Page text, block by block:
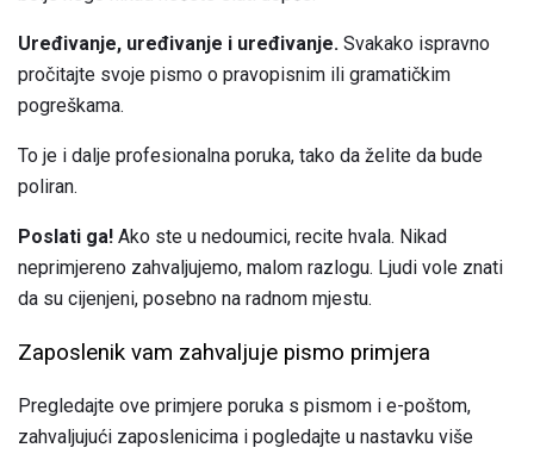
Uređivanje, uređivanje i uređivanje. Svakako ispravno
pročitajte svoje pismo o pravopisnim ili gramatičkim
pogreškama.
To je i dalje profesionalna poruka, tako da želite da bude
poliran.
Poslati ga! Ako ste u nedoumici, recite hvala. Nikad
neprimjereno zahvaljujemo, malom razlogu. Ljudi vole znati
da su cijenjeni, posebno na radnom mjestu.
Zaposlenik vam zahvaljuje pismo primjera
Pregledajte ove primjere poruka s pismom i e-poštom,
zahvaljujući zaposlenicima i pogledajte u nastavku više